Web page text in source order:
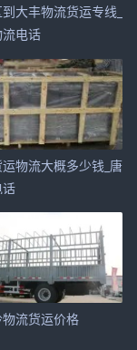
大丰物流货运专线_
电话
物流大概多少钱_唐
流货运价格